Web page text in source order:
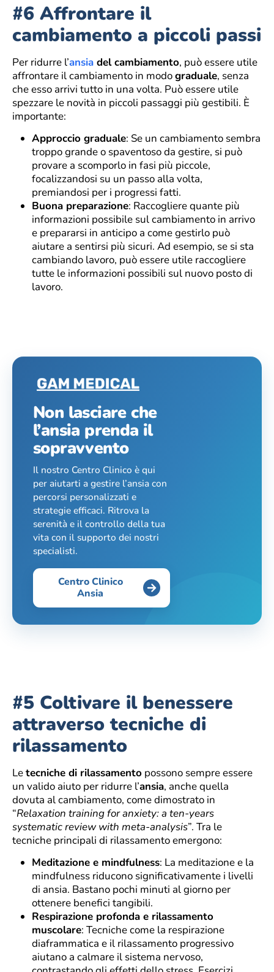
#6 Affrontare il
cambiamento a piccoli passi
Per ridurre l’ansia del cambiamento, può essere utile
affrontare il cambiamento in modograduale, senza
che esso arrivi tutto in una volta. Può essere utile
spezzare le novità in piccoli passaggi più gestibili. È
importante:
Approccio graduale: Se un cambiamento sembra
troppo grande o spaventoso da gestire, si può
provare a scomporlo in fasi più piccole,
focalizzandosi su un passo alla volta,
premiandosi per i progressi fatti.
Buona preparazione: Raccogliere quante più
informazioni possibile sul cambiamento in arrivo
e prepararsi in anticipo a come gestirlo può
aiutare a sentirsi più sicuri. Ad esempio, se si sta
cambiando lavoro, può essere utile raccogliere
tutte le informazioni possibili sul nuovo posto di
lavoro.
Non lasciare che
l’ansia prenda il
sopravvento
Il nostro Centro Clinico è qui
per aiutarti a gestire l’ansia con
percorsi personalizzati e
strategie efficaci. Ritrova la
serenità e il controllo della tua
vita con il supporto dei nostri
specialisti.
Centro Clinico
Ansia
#5 Coltivare il benessere
attraverso tecniche di
rilassamento
Letecniche di rilassamento possono sempre essere
un valido aiuto per ridurre l’ansia, anche quella
dovuta al cambiamento, come dimostrato in
“Relaxation training for anxiety: a ten-years
systematic review with meta-analysis”. Tra le
tecniche principali di rilassamento emergono:
Meditazione e mindfulness: La meditazione e la
mindfulness riducono significativamente i livelli
di ansia. Bastano pochi minuti al giorno per
ottenere benefici tangibili.
Respirazione profonda e rilassamento
muscolare: Tecniche come la respirazione
diaframmatica e il rilassamento progressivo
aiutano a calmare il sistema nervoso,